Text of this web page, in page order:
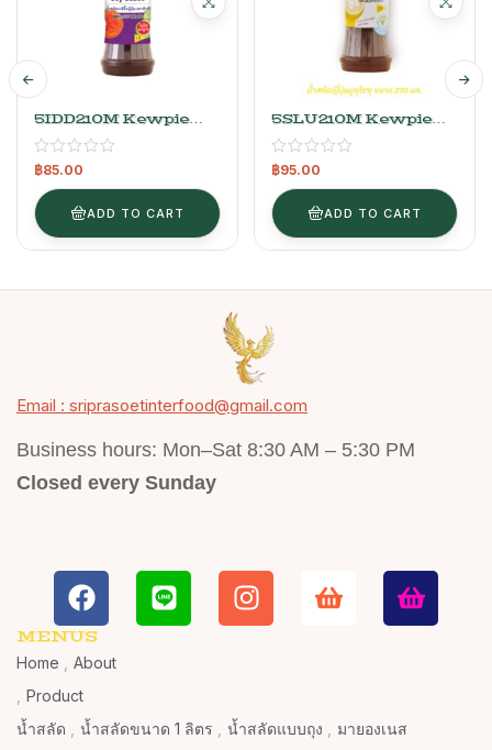
5IDD210M Kewpie
Sesame Soy Sauce (
น้ำสลัดงาซีอิ๊วญี่ปุ่น คิวพี 210 มล.
X 12 ขวด/ลัง )
฿85.00
ADD TO CART
5SLU210M Kewpie
Japanese Yuzu
Shoyu ( น้ำสลัดญี่ปุ่นยูซุโชยุ
คิวพี 210 มล. X 12 ขวด/ลัง )
฿95.00
ADD TO CART
Email : sriprasoetinterfood@gmail.com
Business hours: Mon–Sat 8:30 AM – 5:30 PM
Closed every Sunday
MENUS
Home
About
Product
น้ำสลัด
น้ำสลัดขนาด 1 ลิตร น้ำสลัดแบบถุง
มายองเนส